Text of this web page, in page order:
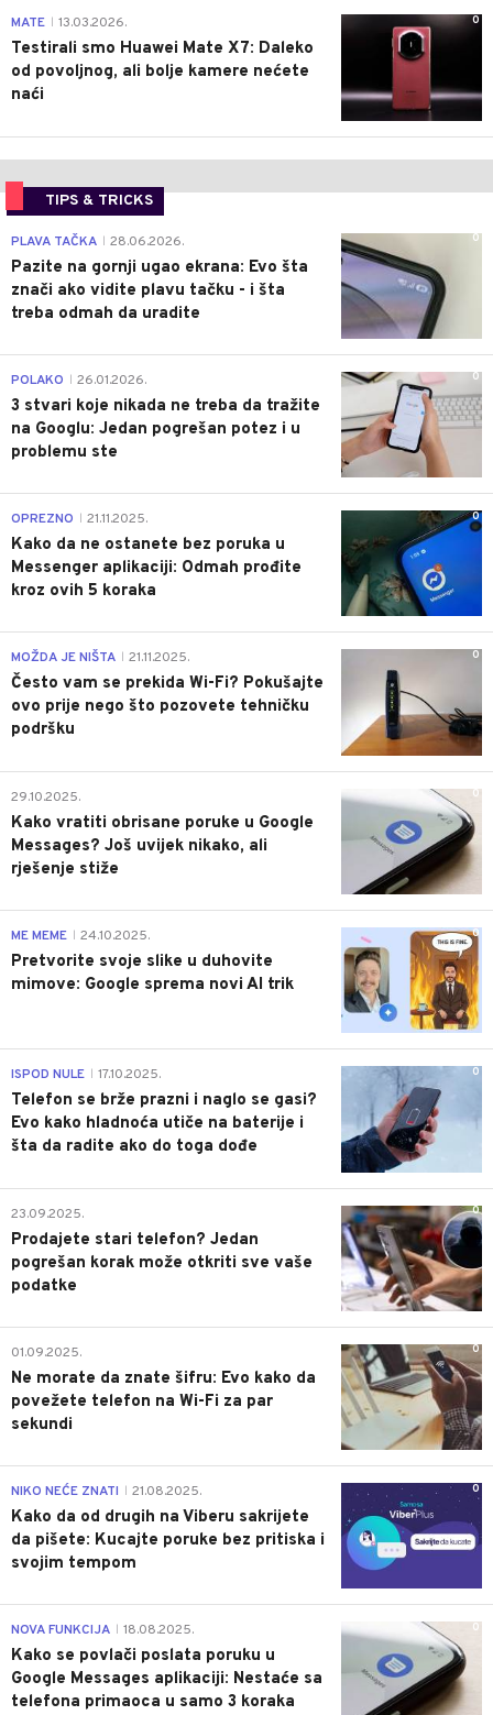
0
MATE 13.03.2026.
Testirali smo Huawei Mate X7: Daleko
od povoljnog, ali bolje kamere nećete
naći
TIPS & TRICKS
0
PLAVA TAČKA 28.06.2026.
Pazite na gornji ugao ekrana: Evo šta
znači ako vidite plavu tačku - i šta
treba odmah da uradite
0
POLAKO 26.01.2026.
3 stvari koje nikada ne treba da tražite
na Googlu: Jedan pogrešan potez i u
problemu ste
0
OPREZNO 21.11.2025.
Kako da ne ostanete bez poruka u
Messenger aplikaciji: Odmah prođite
kroz ovih 5 koraka
0
MOŽDA JE NIŠTA 21.11.2025.
Često vam se prekida Wi-Fi? Pokušajte
ovo prije nego što pozovete tehničku
podršku
0
29.10.2025.
Kako vratiti obrisane poruke u Google
Messages? Još uvijek nikako, ali
rješenje stiže
0
ME MEME 24.10.2025.
Pretvorite svoje slike u duhovite
mimove: Google sprema novi AI trik
0
ISPOD NULE 17.10.2025.
Telefon se brže prazni i naglo se gasi?
Evo kako hladnoća utiče na baterije i
šta da radite ako do toga dođe
0
23.09.2025.
Prodajete stari telefon? Jedan
pogrešan korak može otkriti sve vaše
podatke
0
01.09.2025.
Ne morate da znate šifru: Evo kako da
povežete telefon na Wi-Fi za par
sekundi
0
NIKO NEĆE ZNATI 21.08.2025.
Kako da od drugih na Viberu sakrijete
da pišete: Kucajte poruke bez pritiska i
svojim tempom
0
NOVA FUNKCIJA 18.08.2025.
Kako se povlači poslata poruku u
Google Messages aplikaciji: Nestaće sa
telefona primaoca u samo 3 koraka